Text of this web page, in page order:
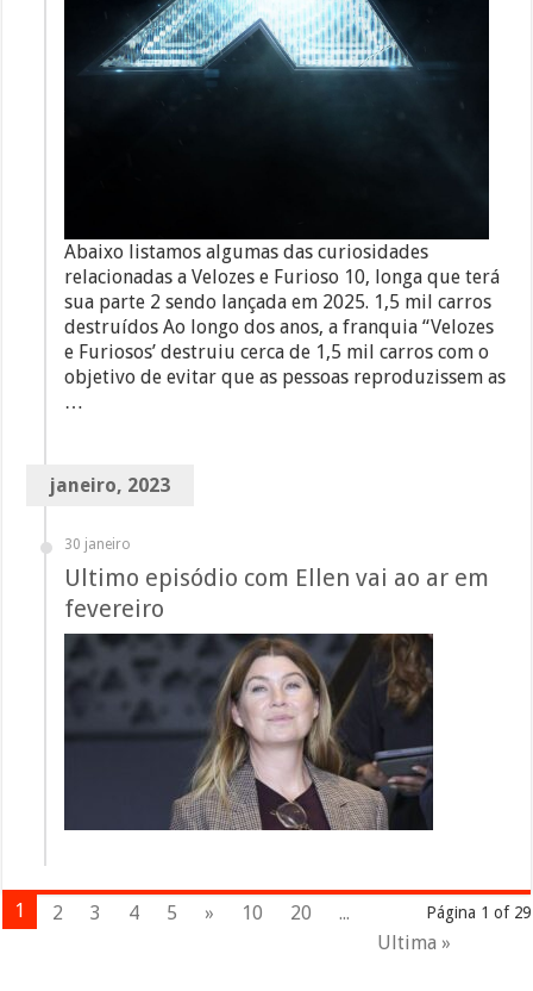
Abaixo listamos algumas das curiosidades
relacionadas a Velozes e Furioso 10, longa que terá
sua parte 2 sendo lançada em 2025. 1,5 mil carros
destruídos Ao longo dos anos, a franquia “Velozes
e Furiosos’ destruiu cerca de 1,5 mil carros com o
objetivo de evitar que as pessoas reproduzissem as
…
janeiro, 2023
30 janeiro
Ultimo episódio com Ellen vai ao ar em
fevereiro
Página 1 of 29
1 2 3 4 5 » 10 20
...
Ultima »